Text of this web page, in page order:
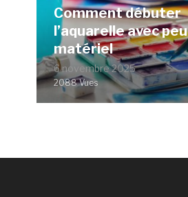
Comment débuter
l’aquarelle avec
matériel
6 novembre 2025
2088 Vues